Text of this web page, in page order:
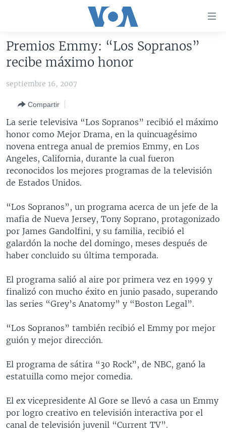
accesibilidad
contenido
principal
Salte
navegador
principal
Salte
búsqueda
AMÉRICA DEL NORTE
HAITÍ
ELECCIONES EEUU
VOTO DIVIDIDO
VOA VERIFICA
VOA VERIFICA UCRANIA/RUSIA
VOA VERIFICA INMIGRACIÓN
VOA VERIFICA AMÉRICA LATINA
AMÉRICA LATINA
ARGENTINA
BOLIVIA
COLOMBIA
CHILE
ECUADOR
VENEZUELA
BRASIL
CHINA EN AMÉRICA LATINA
CENTROAMÉRICA
COSTA RICA
EL SALVADOR
HONDURAS
NICARAGUA
OTRAS SECCIONES
INMIGRACIÓN
MUNDO
ECONOMÍA
ENTRETENIMIENTO Y CULTURA
DEPORTES
CIENCIA Y SALUD
ESPECIALES DE LA VOA
UCRANIA
MULTIMEDIA
VIDEOS
AUDIOS
PROGRAMAS TV
FORO INTERAMERICANO
VISIÓN 360
LAS CLAVES
PANORAMA
AVANCE INFORMATIVO
AUDIONOTICIAS
BUENOS DÍAS AMÉRICA
ESTADOS UNIDOS AL DÍA
EL MUNDO AL DÍA [RADIO]
FORO [RADIO]
DEPORTIVO INTERNACIONAL
NOTA ECONÓMICA
DIRECT
DOCUMENTALES DE LA VOA
Learning English
SÍGANOS
Idiomas
Premios Emmy: “Los Sopranos”
recibe máximo honor
septiembre 16, 2007
Compartir
La serie televisiva “Los Sopranos” recibió el máximo
honor como Mejor Drama, en la quincuagésimo
novena entrega anual de premios Emmy, en Los
Angeles, California, durante la cual fueron
reconocidos los mejores programas de la televisión
de Estados Unidos.
“Los Sopranos”, un programa acerca de un jefe de la
mafia de Nueva Jersey, Tony Soprano, protagonizado
por James Gandolfini, y su familia, recibió el
galardón la noche del domingo, meses después de
haber concluido su última temporada.
El programa salió al aire por primera vez en 1999 y
finalizó con mucho éxito en junio pasado, superando
las series “Grey’s Anatomy” y “Boston Legal”.
“Los Sopranos” también recibió el Emmy por mejor
guión y mejor dirección.
El programa de sátira “30 Rock”, de NBC, ganó la
estatuilla como mejor comedia.
El ex vicepresidente Al Gore se llevó a casa un Emmy
por logro creativo en televisión interactiva por el
canal de televisión juvenil “Current TV”.